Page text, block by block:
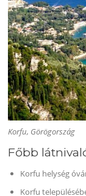
Korfu, Görögország
Főbb
Korfu helység
Korfu